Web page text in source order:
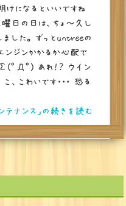
けになるといいですね
曜日の日は、ちょ～久し
ました。 ずっとuntreeの
ンジンかかるか心配で
Σ(ﾟДﾟ) あれ！？ ウイン
、こわいです・・・ 恐る
テナンス」の続きを読む